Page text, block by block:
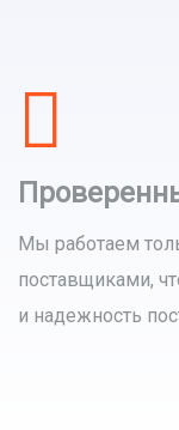
Мы работаем
поставщиками,
и надежность